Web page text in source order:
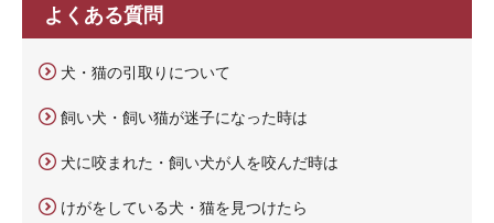
よくある質問
犬・猫の引取りについて
飼い犬・飼い猫が迷子になった時は
犬に咬まれた・飼い犬が人を咬んだ時は
けがをしている犬・猫を見つけたら